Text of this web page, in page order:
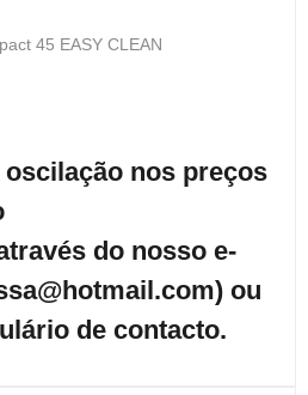
45 EASY CLEAN
oscilação nos preços
do nosso e-
ou
de contacto.